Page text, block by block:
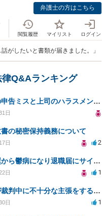
弁護士の方はこちら
閲覧履歴 マイリスト ログイン
がしたいと書類が届きました。」
Q&Aランキング
採用時の申告ミスと上司のハラスメント、事前対応は？
日
の秘密保持義務について
日 2
退職勧奨から鬱病になり退職届にサインした
日 1
弁護士が裁判中に不十分な主張をすることの影響について
日 1